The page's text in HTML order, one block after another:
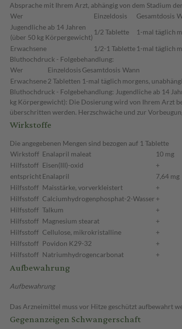
Absprache mit Ihrem Arzt, abhängig von dem Stadium
Wer
Einzeldosis Gesamtdosis
Jugendliche ab 14 Jahren
(über 50 kg Körpergewicht)
1/2 Tablette 1-mal täglich
Erwachsene
1/2-1 Tablette 1-mal täglich
Bluthochdruck - Folgebehandlung:
Wer
Einzeldosis Gesamtdosis Wann
Erwachsene2 Tabletten 1-mal täglich morgens,
Bluthochdruck - Folgebehandlung: Jugendliche ab 14
kg Körpergewicht): Die Dosierung wird von Ihrem Arzt
überschritten werden. Herzschwäche und zur
Wirkstoffe
Die angegebenen Mengen sind bezogen auf 1 Tablette
Wirkstoff Enalapril maleat
10 mg
Hilfsstoff Eisen(III)-oxid
+
entsprichtEnalapril
7,64 mg
Hilfsstoff Maisstärke, vorverkleistert
+
Hilfsstoff Calciumhydrogenphosphat-2-Wasser +
Hilfsstoff Talkum
+
Hilfsstoff Magnesium stearat
+
Hilfsstoff Cellulose, mikrokristalline
+
Hilfsstoff Povidon K29-32
+
Hilfsstoff Natriumhydrogencarbonat +
Aufbewahrung
Aufbewahrung
Das Arzneimittel muss vor Hitze geschützt aufbewahrt
Gegenanzeigen Schwangerschaft